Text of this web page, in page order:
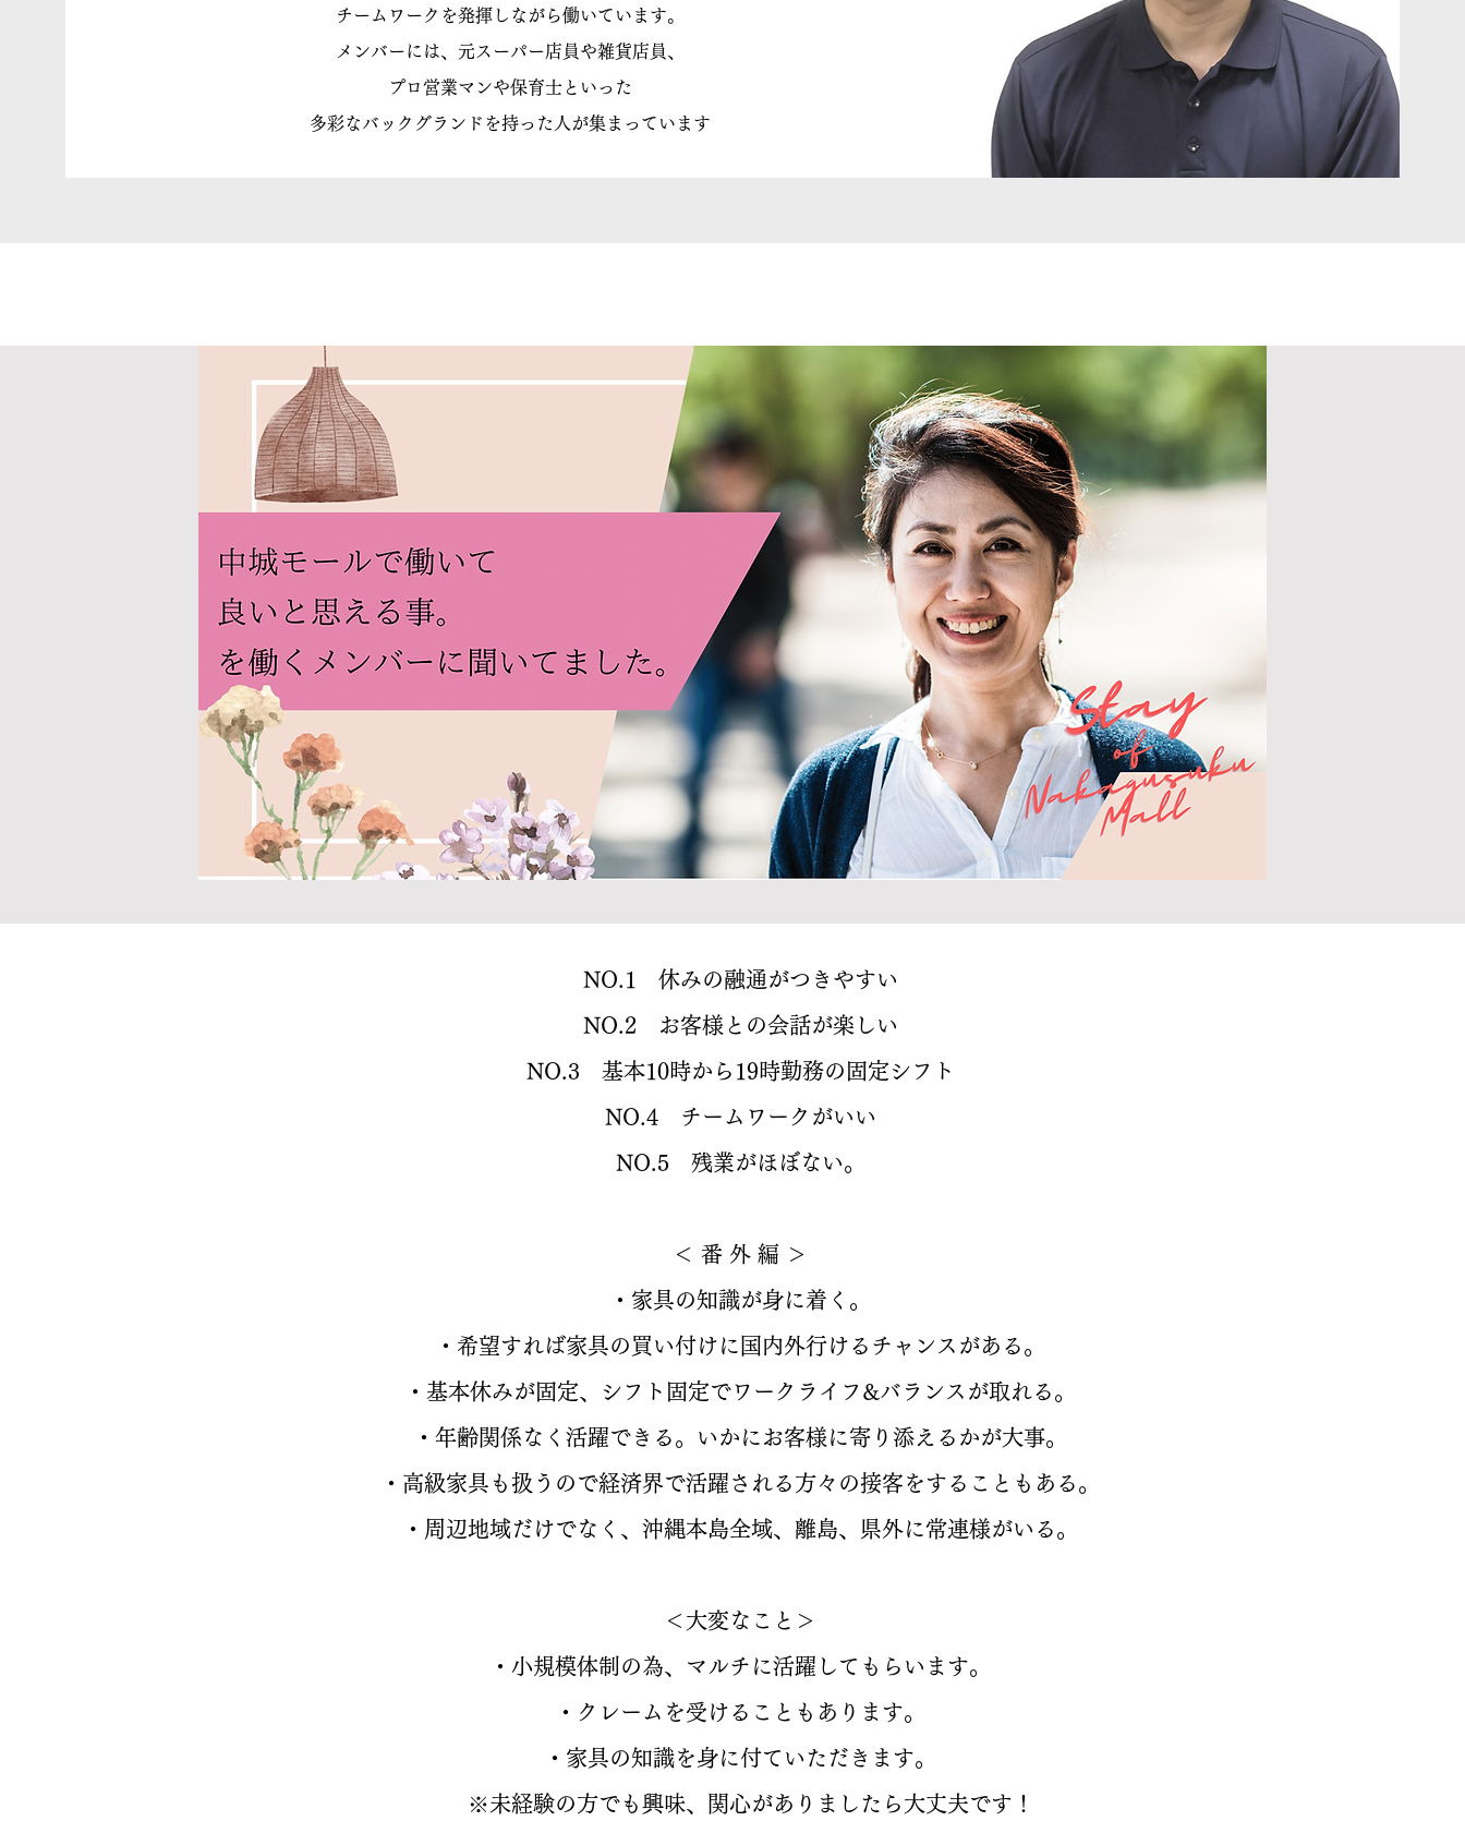
チームワークを発揮しながら働いています。
メンバーには、元スーパー店員や雑貨店員、
プロ営業マンや保育士といった
多彩なバックグランドを持った人が集まっています
NO.1 休みの融通がつきやすい
NO.2 お客様との会話が楽しい
NO.3 基本10時から19時勤務の固定シフト
NO.4 チームワークがいい
NO.5 残業がほぼない。
＜ 番 外 編 ＞
・家具の知識が身に着く。
・希望すれば家具の買い付けに国内外行けるチャンスがある。
・基本休みが固定、シフト固定でワークライフ&バランスが取れる。
・年齢関係なく活躍できる。いかにお客様に寄り添えるかが大事。
・高級家具も扱うので経済界で活躍される方々の接客をすることもある。
・周辺地域だけでなく、沖縄本島全域、離島、県外に常連様がいる。
＜大変なこと＞
・小規模体制の為、マルチに活躍してもらいます。
・クレームを受けることもあります。
・家具の知識を身に付ていただきます。
※未経験の方でも興味、関心がありましたら大丈夫です！